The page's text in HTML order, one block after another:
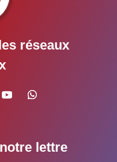
réseaux
lettre